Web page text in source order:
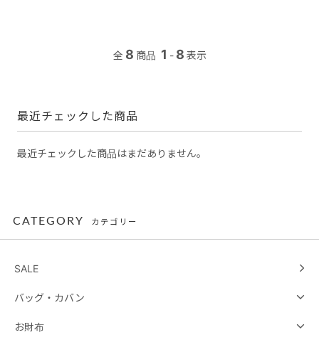
全 8 商品 1 - 8 表示
最近チェックした商品
最近チェックした商品はまだありません。
CATEGORY カテゴリー
SALE
バッグ・カバン
お財布